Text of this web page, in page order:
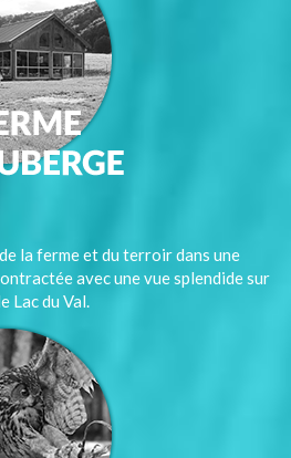
la ferme et du terroir dans une
avec une vue splendide sur
Lac du Val.